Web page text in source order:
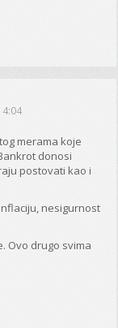
merama koje
donosi
postovati kao i
nesigurnost
Ovo drugo svima